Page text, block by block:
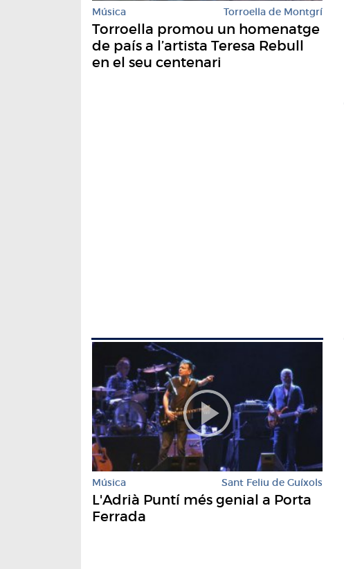
Música Torroella de Montgrí
Torroella promou un homenatge
de país a l’artista Teresa Rebull
en el seu centenari
Música Sant Feliu de Guíxols
L'Adrià Puntí més genial a Porta
Ferrada